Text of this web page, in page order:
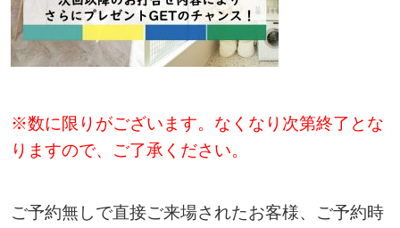
※数に限りがございます。なくなり次第終了とな
りますので、ご了承ください。
ご予約無しで直接ご来場されたお客様、ご予約時